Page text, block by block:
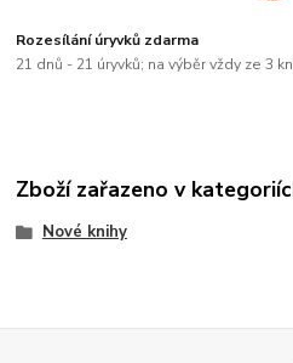
Rozesílání úryvků zdarma
21 dnů - 21 úryvků; na výběr vždy ze 3
Zboží zařazeno v
Nové knihy